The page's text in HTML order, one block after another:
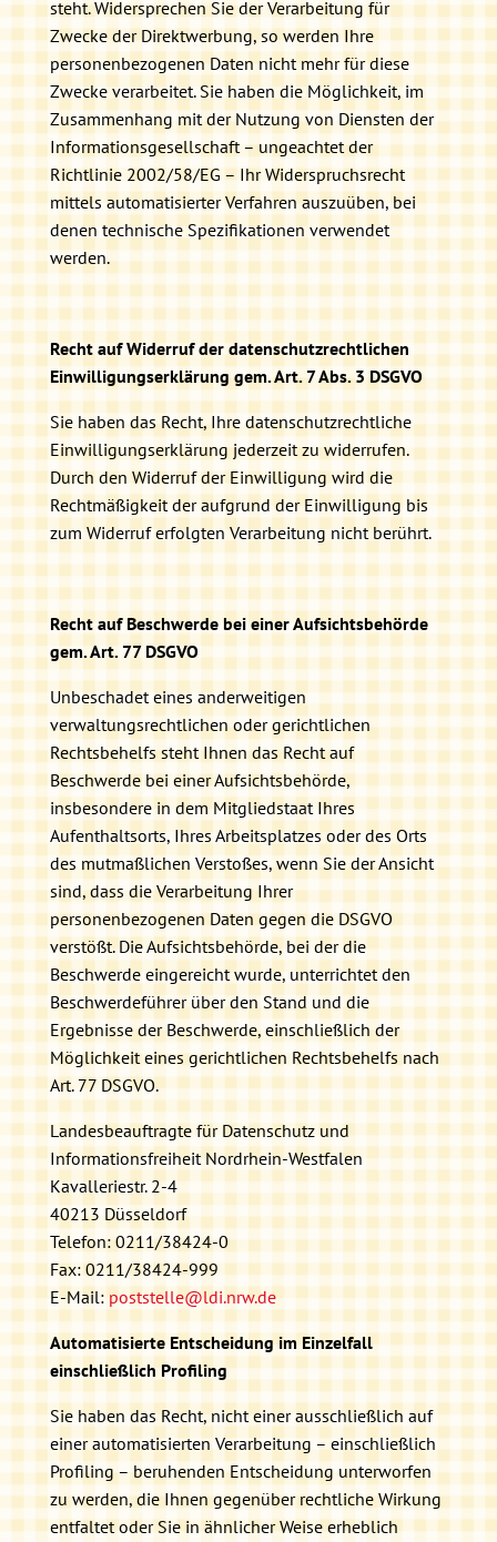
steht. Widersprechen Sie der Verarbeitung für
Zwecke der Direktwerbung, so werden Ihre
personenbezogenen Daten nicht mehr für diese
Zwecke verarbeitet. Sie haben die Möglichkeit, im
Zusammenhang mit der Nutzung von Diensten der
Informationsgesellschaft – ungeachtet der
Richtlinie 2002/58/EG – Ihr Widerspruchsrecht
mittels automatisierter Verfahren auszuüben, bei
denen technische Spezifikationen verwendet
werden.
Recht auf Widerruf der datenschutzrechtlichen
Einwilligungserklärung gem. Art. 7 Abs. 3 DSGVO
Sie haben das Recht, Ihre datenschutzrechtliche
Einwilligungserklärung jederzeit zu widerrufen.
Durch den Widerruf der Einwilligung wird die
Rechtmäßigkeit der aufgrund der Einwilligung bis
zum Widerruf erfolgten Verarbeitung nicht berührt.
Recht auf Beschwerde bei einer Aufsichtsbehörde
gem. Art. 77 DSGVO
Unbeschadet eines anderweitigen
verwaltungsrechtlichen oder gerichtlichen
Rechtsbehelfs steht Ihnen das Recht auf
Beschwerde bei einer Aufsichtsbehörde,
insbesondere in dem Mitgliedstaat Ihres
Aufenthaltsorts, Ihres Arbeitsplatzes oder des Orts
des mutmaßlichen Verstoßes, wenn Sie der Ansicht
sind, dass die Verarbeitung Ihrer
personenbezogenen Daten gegen die DSGVO
verstößt. Die Aufsichtsbehörde, bei der die
Beschwerde eingereicht wurde, unterrichtet den
Beschwerdeführer über den Stand und die
Ergebnisse der Beschwerde, einschließlich der
Möglichkeit eines gerichtlichen Rechtsbehelfs nach
Art. 77 DSGVO.
Landesbeauftragte für Datenschutz und
Informationsfreiheit Nordrhein-Westfalen
Kavalleriestr. 2-4
40213 Düsseldorf
Telefon: 0211/38424-0
Fax: 0211/38424-999
E-Mail:poststelle@ldi.nrw.de
Automatisierte Entscheidung im Einzelfall
einschließlich Profiling
Sie haben das Recht, nicht einer ausschließlich auf
einer automatisierten Verarbeitung – einschließlich
Profiling – beruhenden Entscheidung unterworfen
zu werden, die Ihnen gegenüber rechtliche Wirkung
entfaltet oder Sie in ähnlicher Weise erheblich